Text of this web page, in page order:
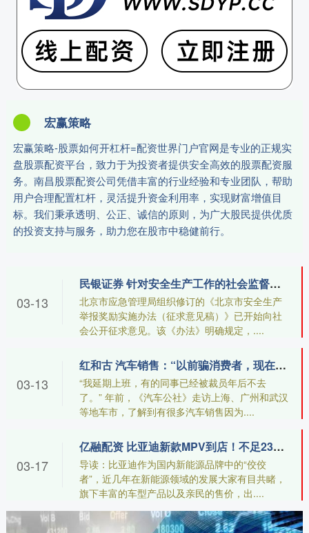
宏赢策略
宏赢策略-股票如何开杠杆=配资世界门户官网是专业的正规实
盘股票配资平台，致力于为投资者提供安全高效的股票配资服
务。南昌股票配资公司凭借丰富的行业经验和专业团队，帮助
用户合理配置杠杆，灵活提升资金利用率，实现财富增值目
标。我们秉承透明、公正、诚信的原则，为广大股民提供优质
的投资支持与服务，助力您在股市中稳健前行。
民银证券 针对安全生产工作的社会监督，北京拟规定“逐利式”举报被查实将担责
北京市应急管理局组织修订的《北京市安全生产
举报奖励实施办法（征求意见稿）》已开始向社
会公开征求意见。该《办法》明确规定，....
03-13
红和古 汽车销售：“以前骗消费者，现在骗自己”
“我延期上班，有的同事已经被裁员年后不去
了。” 年前，《汽车公社》走访上海、广州和武汉
等地车市，了解到有很多汽车销售因为....
03-13
亿融配资 比亚迪新款MPV到店！不足23万起，轴距超3米，配大七座+15T插混
导读：比亚迪作为国内新能源品牌中的“佼佼
者”，近几年在新能源领域的发展大家有目共睹，
旗下丰富的车型产品以及亲民的售价，出....
03-17